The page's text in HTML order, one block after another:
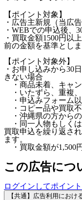
【ポイント対象】
・広告主新規（当広
・WEBでの申込後、
・買取金額1500円以
前の金額を基準としま
【ポイント対象外】
・お申し込みから30
きない場合
・商品未着、キャ
・いたずら、重複
・申込みフォーム
・コピー品や買取
・沖縄県の方から
・同一人物もしく
買取申込を繰り返さ
ます。
・買取金額が1,500
この広告につ
ログインしてポイン
【共通】広告利用におけ